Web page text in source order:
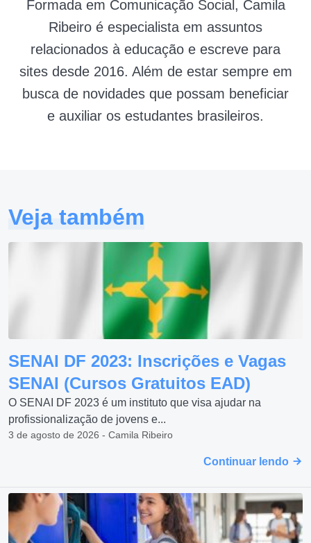
Formada em Comunicação Social, Camila
Ribeiro é especialista em assuntos
relacionados à educação e escreve para
sites desde 2016. Além de estar sempre em
busca de novidades que possam beneficiar
e auxiliar os estudantes brasileiros.
Veja também
SENAI DF 2023: Inscrições e Vagas
SENAI (Cursos Gratuitos EAD)
O SENAI DF 2023 é um instituto que visa ajudar na
profissionalização de jovens e...
3 de agosto de 2026 - Camila Ribeiro
Continuar lendo